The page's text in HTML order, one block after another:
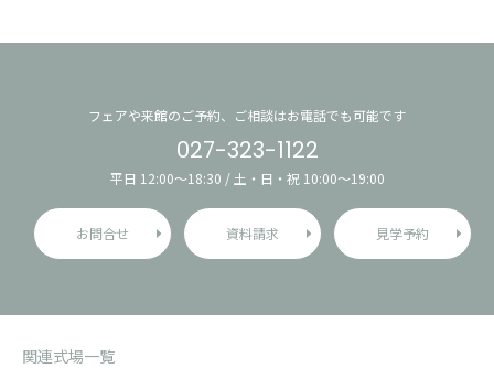
フェアや来館のご予約、ご相談はお電話でも可能です
027-323-1122
平日 12:00〜18:30 / 土・日・祝 10:00〜19:00
お問合せ 資料請求 見学予約
関連式場一覧